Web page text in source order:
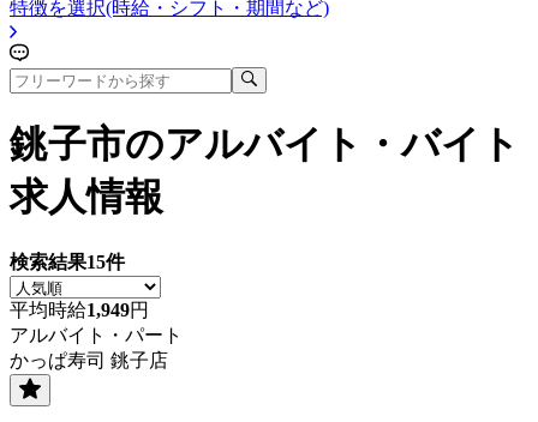
特徴を選択(時給・シフト・期間など)
銚子市のアルバイト・バイト
求人情報
検索結果15件
平均時給1,949円
アルバイト・パート
かっぱ寿司 銚子店